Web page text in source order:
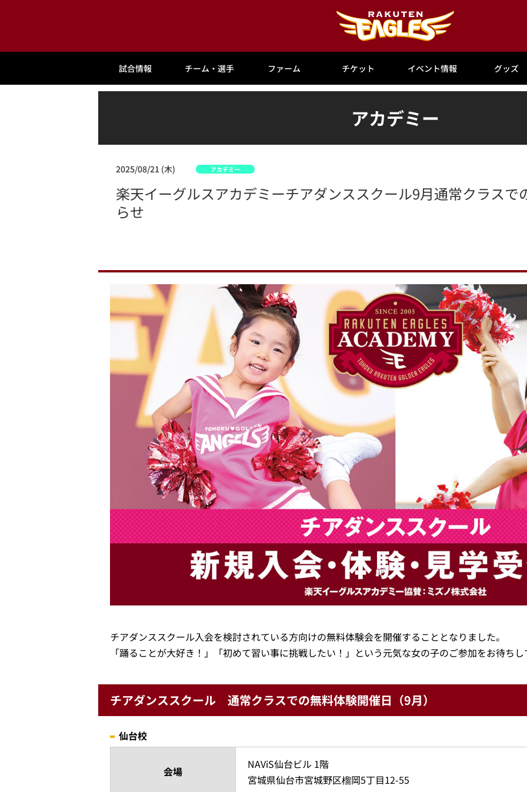
試合情報 チーム・選手 ファーム チケット イベント情報 グッズ
アカデミー
2025/08/21 (木) アカデミー
楽天イーグルスアカデミーチアダンススクール9月通常クラスで
らせ
チアダンススクール入会を検討されている方向けの無料体験会を開催することとなりました。
「踊ることが大好き！」「初めて習い事に挑戦したい！」という元気な女の子のご参加をお待ちし
チアダンススクール 通常クラスでの無料体験開催日（9月）
仙台校
会場
NAViS仙台ビル 1階
宮城県仙台市宮城野区榴岡5丁目12-55